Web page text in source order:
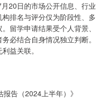
20日的市场公开信息、行业
排名与评分仅为阶段性、多
留学申请结果受个人背景、
必结合自身情况独立判断。
益关联。
告（2024上半年）》